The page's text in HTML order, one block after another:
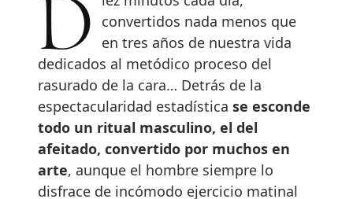
Diez minutos cada día,
convertidos nada menos que
en tres años de nuestra vida
dedicados al metódico proceso del
rasurado de la cara… Detrás de la
espectacularidad estadística se esconde
todo un ritual masculino, el del
afeitado, convertido por muchos en
arte, aunque el hombre siempre lo
disfrace de incómodo ejercicio matinal